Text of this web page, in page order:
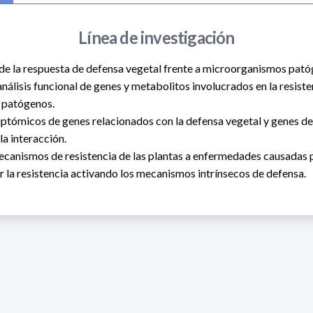
Línea de investigación
la respuesta de defensa vegetal frente a microorganismos
funcional de genes y metabolitos involucrados en la
de genes relacionados con la defensa vegetal y genes
interacción.
de resistencia de las plantas a enfermedades
la resistencia activando los mecanismos intrínsecos de defensa.